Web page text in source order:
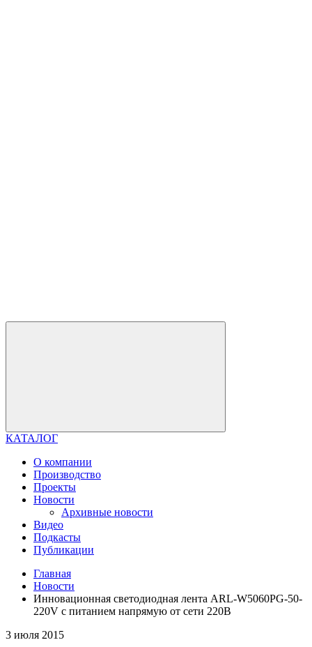
КАТАЛОГ
О компании
Производство
Проекты
Новости
Архивные новости
Видео
Подкасты
Публикации
Главная
Новости
Инновационная светодиодная лента ARL-W5060PG-50-
220V с питанием напрямую от сети 220В
3 июля 2015